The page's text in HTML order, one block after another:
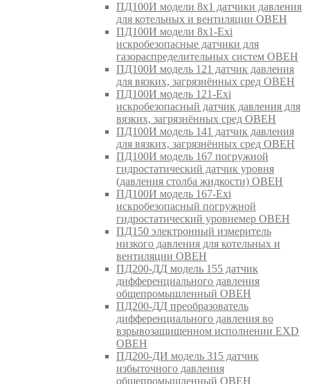
ПД100И модели 8х1 датчики давления
для котельных и вентиляции ОВЕН
ПД100И модели 8х1-Exi
искробезопасные датчики для
газораспределительных систем ОВЕН
ПД100И модель 121 датчик давления
для вязких, загрязнённых сред ОВЕН
ПД100И модель 121-Exi
искробезопасный датчик давления для
вязких, загрязнённых сред ОВЕН
ПД100И модель 141 датчик давления
для вязких, загрязнённых сред ОВЕН
ПД100И модель 167 погружной
гидростатический датчик уровня
(давления столба жидкости) ОВЕН
ПД100И модель 167-Exi
искробезопасный погружной
гидростатический уровнемер ОВЕН
ПД150 электронный измеритель
низкого давления для котельных и
вентиляции ОВЕН
ПД200-ДД модель 155 датчик
дифференциального давления
общепромышленный ОВЕН
ПД200-ДД преобразователь
дифференциального давления во
взрывозащищенном исполнении EXD
ОВЕН
ПД200-ДИ модель 315 датчик
избыточного давления
общепромышленный ОВЕН